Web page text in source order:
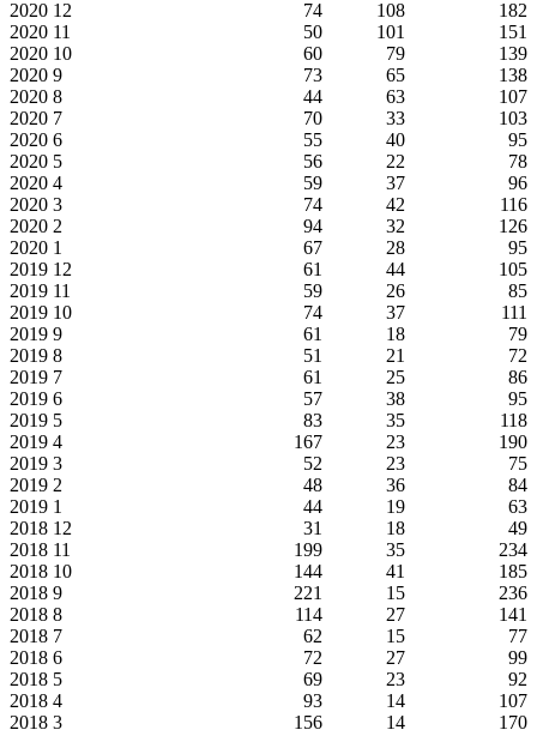
2020 12 74 108
182
2020 11 50 101
151
2020 10 60 79
139
2020 9 73 65
138
2020 8 44 63
107
2020 7 70 33
103
2020 6 55 40
95
2020 5 56 22
78
2020 4 59 37
96
2020 3 74 42
116
2020 2 94 32
126
2020 1 67 28
95
2019 12 61 44
105
2019 11 59 26
85
2019 10 74 37
111
2019 9 61 18
79
2019 8 51 21
72
2019 7 61 25
86
2019 6 57 38
95
2019 5 83 35
118
2019 4 167 23
190
2019 3 52 23
75
2019 2 48 36
84
2019 1 44 19
63
2018 12 31 18
49
2018 11 199 35
234
2018 10 144 41
185
2018 9 221 15
236
2018 8 114 27
141
2018 7 62 15
77
2018 6 72 27
99
2018 5 69 23
92
2018 4 93 14
107
2018 3 156 14
170